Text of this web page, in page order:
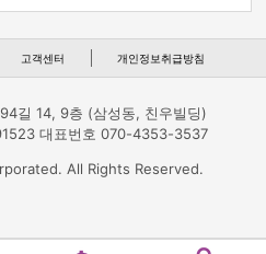
고객센터 개인정보취급방침
길 14, 9층 (삼성동, 친우빌딩)
대표번호 070-4353-3537
All Rights Reserved.